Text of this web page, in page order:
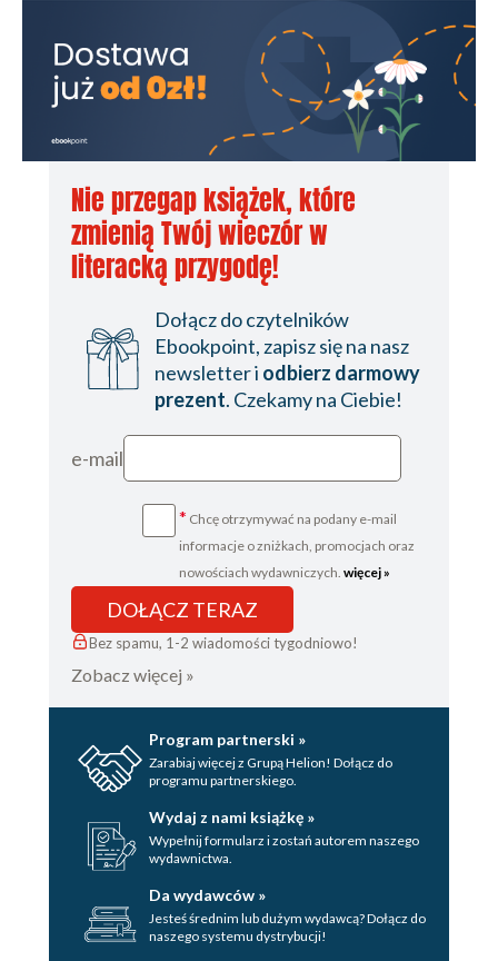
Nie przegap książek, które
zmienią Twój wieczór w
literacką przygodę!
Dołącz do czytelników
Ebookpoint, zapisz się na nasz
newsletter i odbierz darmowy
prezent. Czekamy na Ciebie!
e-mail
* Chcę otrzymywać na podany e-mail
informacje o zniżkach, promocjach oraz
nowościach wydawniczych. więcej »
DOŁĄCZ TERAZ
Bez spamu, 1-2 wiadomości tygodniowo!
Zobacz więcej »
Program partnerski »
Zarabiaj więcej z Grupą Helion! Dołącz do
programu partnerskiego.
Wydaj z nami książkę »
Wypełnij formularz i zostań autorem naszego
wydawnictwa.
Da wydawców »
Jesteś średnim lub dużym wydawcą? Dołącz do
naszego systemu dystrybucji!